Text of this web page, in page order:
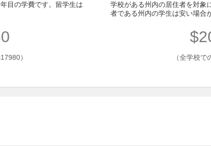
目の学費です。留学生は
）
学校がある州内の居住者を対象
者である州内の学生は安い場合
（全学校